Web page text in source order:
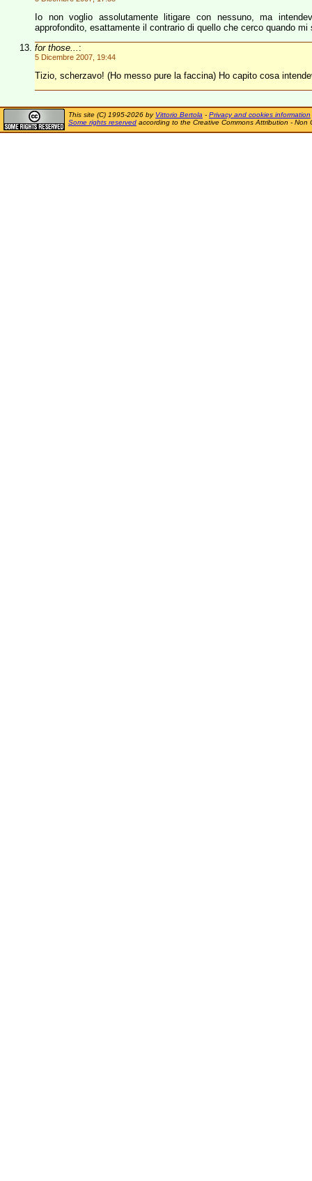
Io non voglio assolutamente litigare con nessuno, ma
approfondito, esattamente il contrario di quello che cerco quando mi
for those... :
5 Dicembre 2007, 19:44
Tizio, scherzavo! (Ho messo pure la faccina) Ho capito cosa
This site (C) 1995-2026 by Vittorio Bertola - Privacy and cookies information
Some rights reserved according to the Creative Commons Attribution - Non